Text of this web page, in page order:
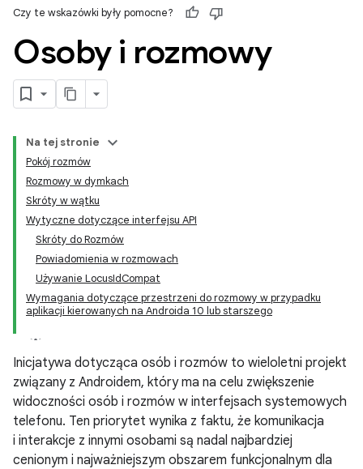
Czy te wskazówki były pomocne?
Osoby i rozmowy
Na tej stronie
Pokój rozmów
Rozmowy w dymkach
Skróty w wątku
Wytyczne dotyczące interfejsu API
Skróty do Rozmów
Powiadomienia w rozmowach
Używanie LocusIdCompat
Wymagania dotyczące przestrzeni do rozmowy w przypadku
aplikacji kierowanych na Androida 10 lub starszego
Inicjatywa dotycząca osób i rozmów to wieloletni projekt
związany z Androidem, który ma na celu zwiększenie
widoczności osób i rozmów w interfejsach systemowych
telefonu. Ten priorytet wynika z faktu, że komunikacja
i interakcje z innymi osobami są nadal najbardziej
cenionym i najważniejszym obszarem funkcjonalnym dla